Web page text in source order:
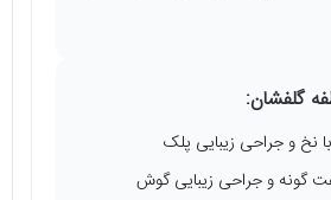
گلفشان:
نخ و جراحی زیبایی پلک
گونه و جراحی زیبایی گوش